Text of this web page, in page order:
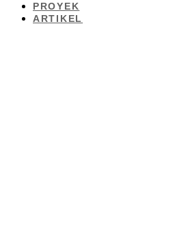
PROYEK
ARTIKEL